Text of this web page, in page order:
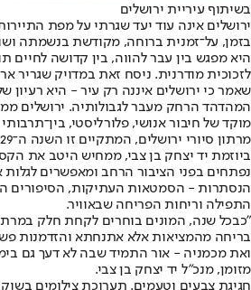
בשיתוף עיריית ירושלים
ירושלים אינה עוד יעד שגרתי על מפת
בזמן, על־זמנית ברוחה, מקודשת בנשמתה
היא מפגש בין עבר להווה, בין קדושה לחיים
לזכוכית מודרנית. ניסח זאת במדויק שגריר
שאמר כי ירושלים איננה רק עיר - היא רעיון
המהדהד הרחק מעבר לגבולותיה. ירושלים
מוקד של חיבור אנושי, פלורליסטי, בין־תרבותי
ביוזמת יד יצחק בן צבי, ממחיש היטב את
נפתחים בפני הציבור הרחב ומאפשרים
הנסתרות - הסמטאות העתיקות, הסיפורים
התפילה וריחות הפריחה שבאוויר.
"כבכל שנה, המונים בוחרים לקחת חלק
בריחה מהמציאות אלא אתנחתא והזדמנות
ואת מכמניה - אור התמיד שבה לא דעך גם
מזומן, מנכ"ל יד יצחק בן צבי.
חגיגת צבעים וטעמים. תערוכת צילומים